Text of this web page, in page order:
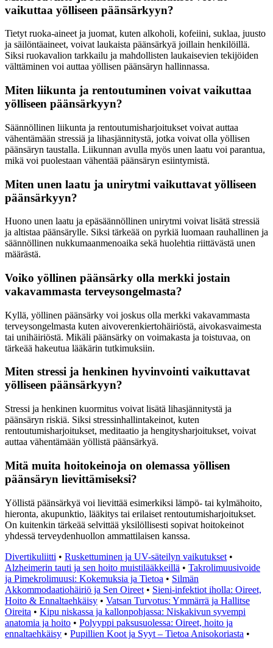
vaikuttaa yölliseen päänsärkyyn?
Tietyt ruoka-aineet ja juomat, kuten alkoholi, kofeiini, suklaa, juusto
ja säilöntäaineet, voivat laukaista päänsärkyä joillain henkilöillä.
Siksi ruokavalion tarkkailu ja mahdollisten laukaisevien tekijöiden
välttäminen voi auttaa yöllisen päänsäryn hallinnassa.
Miten liikunta ja rentoutuminen voivat vaikuttaa
yölliseen päänsärkyyn?
Säännöllinen liikunta ja rentoutumisharjoitukset voivat auttaa
vähentämään stressiä ja lihasjännitystä, jotka voivat olla yöllisen
päänsäryn taustalla. Liikunnan avulla myös unen laatu voi parantua,
mikä voi puolestaan vähentää päänsäryn esiintymistä.
Miten unen laatu ja unirytmi vaikuttavat yölliseen
päänsärkyyn?
Huono unen laatu ja epäsäännöllinen unirytmi voivat lisätä stressiä
ja altistaa päänsärylle. Siksi tärkeää on pyrkiä luomaan rauhallinen ja
säännöllinen nukkumaanmenoaika sekä huolehtia riittävästä unen
määrästä.
Voiko yöllinen päänsärky olla merkki jostain
vakavammasta terveysongelmasta?
Kyllä, yöllinen päänsärky voi joskus olla merkki vakavammasta
terveysongelmasta kuten aivoverenkiertohäiriöstä, aivokasvaimesta
tai unihäiriöstä. Mikäli päänsärky on voimakasta ja toistuvaa, on
tärkeää hakeutua lääkärin tutkimuksiin.
Miten stressi ja henkinen hyvinvointi vaikuttavat
yölliseen päänsärkyyn?
Stressi ja henkinen kuormitus voivat lisätä lihasjännitystä ja
päänsäryn riskiä. Siksi stressinhallintakeinot, kuten
rentoutumisharjoitukset, meditaatio ja hengitysharjoitukset, voivat
auttaa vähentämään yöllistä päänsärkyä.
Mitä muita hoitokeinoja on olemassa yöllisen
päänsäryn lievittämiseksi?
Yöllistä päänsärkyä voi lievittää esimerkiksi lämpö- tai kylmähoito,
hieronta, akupunktio, lääkitys tai erilaiset rentoutumisharjoitukset.
On kuitenkin tärkeää selvittää yksilöllisesti sopivat hoitokeinot
yhdessä terveydenhuollon ammattilaisen kanssa.
Divertikuliitti • Ruskettuminen ja UV-säteilyn vaikutukset •
Alzheimerin tauti ja sen hoito muistilääkkeillä • Takrolimuusivoide
ja Pimekrolimuusi: Kokemuksia ja Tietoa • Silmän
Akkommodaatiohäiriö ja Sen Oireet • Sieni-infektiot iholla: Oireet,
Hoito & Ennaltaehkäisy • Vatsan Turvotus: Ymmärrä ja Hallitse
Oireita • Kipu niskassa ja kallonpohjassa: Niskakivun syvempi
anatomia ja hoito • Polyyppi paksusuolessa: Oireet, hoito ja
ennaltaehkäisy • Pupillien Koot ja Syyt – Tietoa Anisokoriasta •